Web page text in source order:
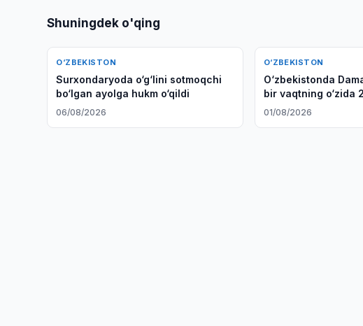
Shuningdek o'qing
O‘ZBEKISTON
Surxondaryoda o‘g‘lini sotmoqchi
bo‘lgan ayolga hukm o‘qildi
06/08/2026
O‘ZBEKISTON
O‘zbekistonda
bir vaqtning o‘zida
tashidi
01/08/2026